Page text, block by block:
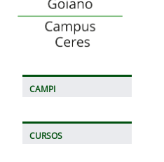
CAMPI
CURSOS